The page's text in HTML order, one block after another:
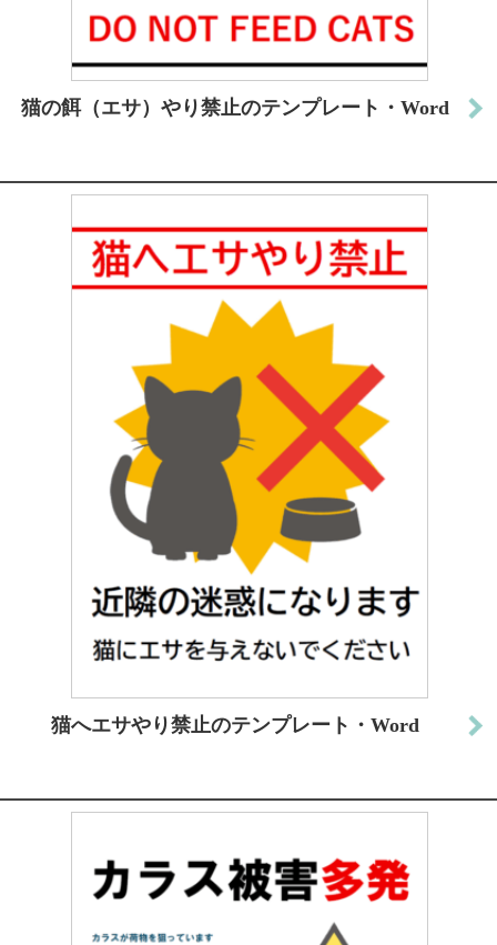
猫の餌（エサ）やり禁止のテンプレート・Word
猫へエサやり禁止のテンプレート・Word